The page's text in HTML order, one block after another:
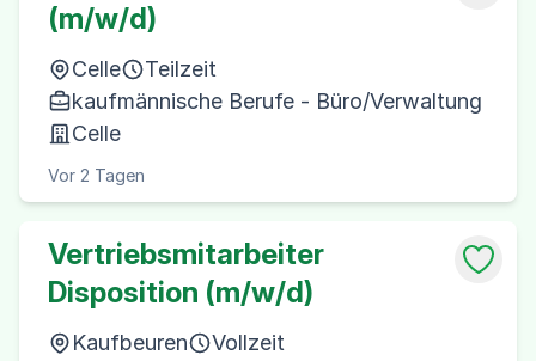
(m/w/d)
Celle
Teilzeit
kaufmännische Berufe - Büro/Verwaltung
Celle
Vor 2 Tagen
Vertriebsmitarbeiter
Disposition (m/w/d)
Kaufbeuren
Vollzeit